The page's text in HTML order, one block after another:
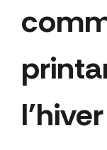
l'hiver